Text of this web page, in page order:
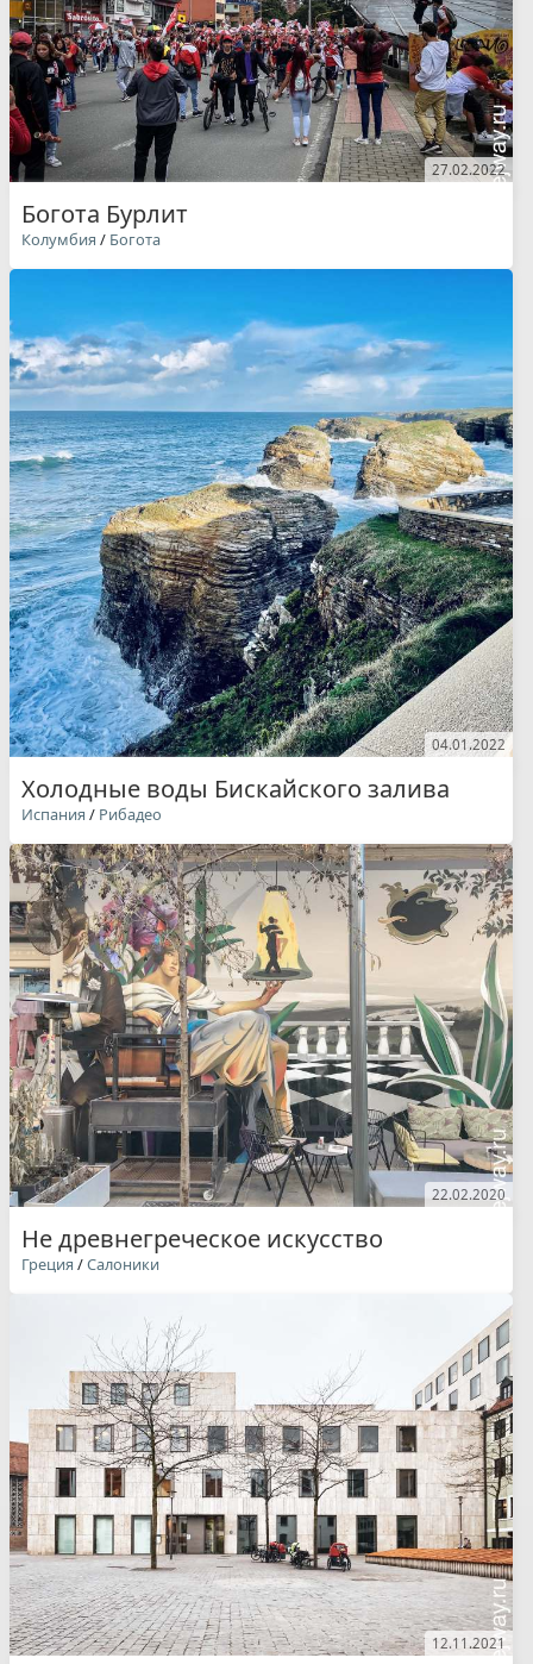
27.02.2022
Богота Бурлит
Колумбия / Богота
04.01.2022
Холодные воды Бискайского залива
Испания / Рибадео
22.02.2020
Не древнегреческое искусство
Греция /Салоники
12.11.2021